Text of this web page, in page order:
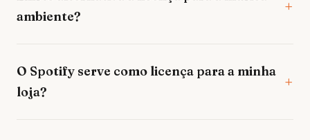
ambiente?
O Spotify serve como licença para a minha
loja?